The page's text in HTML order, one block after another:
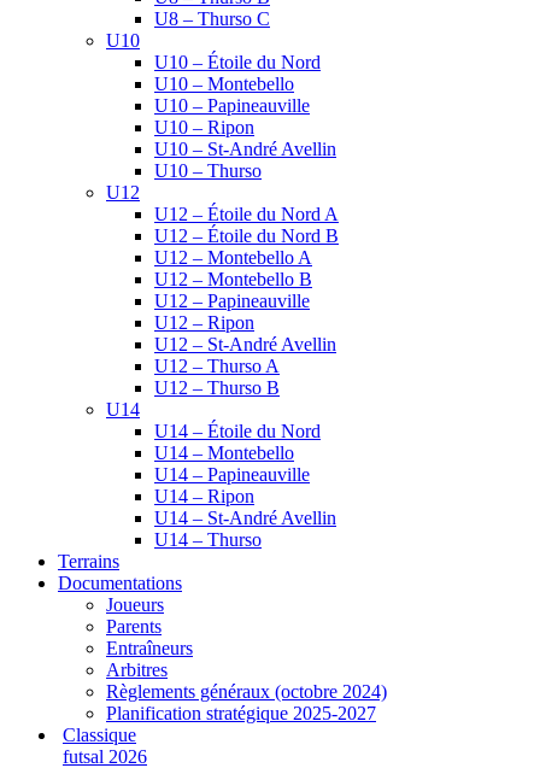
U8 – Thurso C
U10
U10 – Étoile du Nord
U10 – Montebello
U10 – Papineauville
U10 – Ripon
U10 – St-André Avellin
U10 – Thurso
U12
U12 – Étoile du Nord A
U12 – Étoile du Nord B
U12 – Montebello A
U12 – Montebello B
U12 – Papineauville
U12 – Ripon
U12 – St-André Avellin
U12 – Thurso A
U12 – Thurso B
U14
U14 – Étoile du Nord
U14 – Montebello
U14 – Papineauville
U14 – Ripon
U14 – St-André Avellin
U14 – Thurso
Terrains
Documentations
Joueurs
Parents
Entraîneurs
Arbitres
Règlements généraux (octobre 2024)
Planification stratégique 2025-2027
Classique
futsal 2026